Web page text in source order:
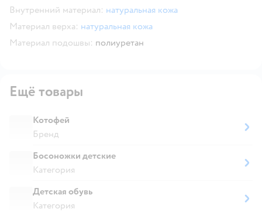
Внутренний материал: натуральная кожа
Материал верха: натуральная кожа
Материал подошвы: полиуретан
Ещё товары
Котофей
Бренд
Босоножки детские
Категория
Детская обувь
Категория